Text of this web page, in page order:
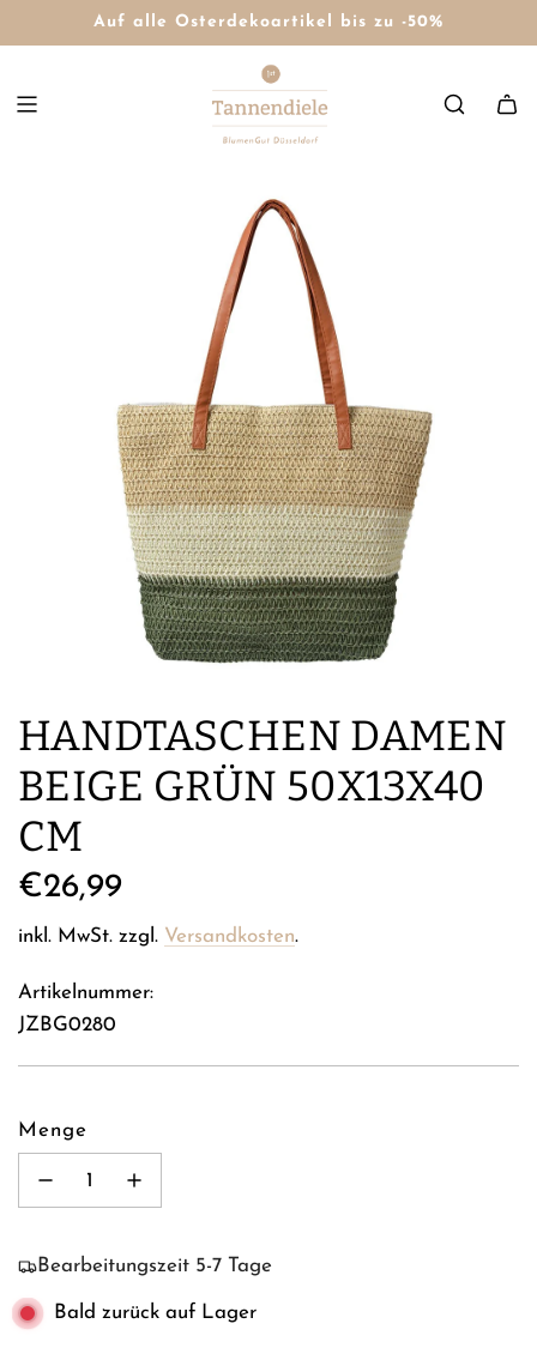
Auf alle Osterdekoartikel bis zu -50%
HANDTASCHEN DAMEN
BEIGE GRÜN 50X13X40
CM
Regulärer
Preis
€26,99
inkl. MwSt. zzgl. Versandkosten.
Artikelnummer:
JZBG0280
Menge
Bearbeitungszeit 5-7 Tage
Bald zurück auf Lager